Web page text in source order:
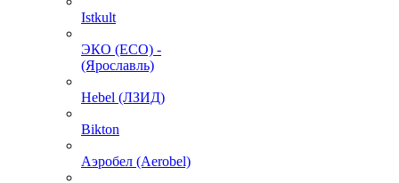
Istkult
ЭКО (ECO) -
(Ярославль)
Hebel (ЛЗИД)
Bikton
Аэробел (Aerobel)